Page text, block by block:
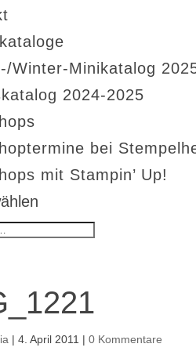
Winter-Minikatalog
2024-2025
bei
mit Stampin’ Up!
|4. April 2011 |0 Kommentare